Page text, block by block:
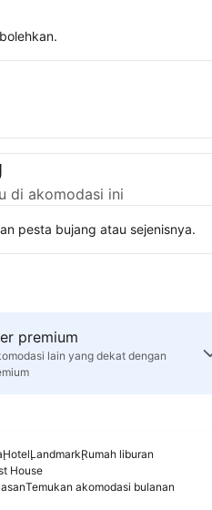
di akomodasi ini
pesta bujang atau sejenisnya.
premium
lain yang dekat dengan
HotelLandmarkRumah liburan
House
Temukan akomodasi bulanan